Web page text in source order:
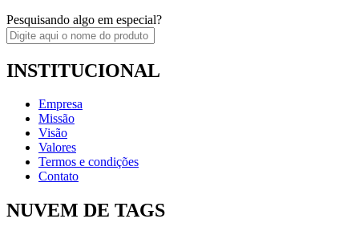
Pesquisando algo em especial?
INSTITUCIONAL
Empresa
Missão
Visão
Valores
Termos e condições
Contato
NUVEM DE TAGS